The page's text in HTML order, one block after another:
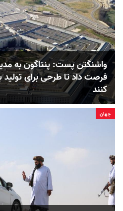
فرصت داد تا طرحی برای تولید
کنند
جهان